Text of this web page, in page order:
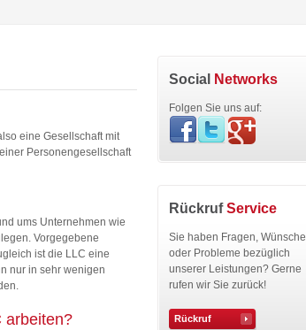
eine Gesellschaft mit
Personengesellschaft
ums Unternehmen wie
Vorgegebene
ist die LLC eine
nur in sehr wenigen
arbeiten?
Social Networks
Folgen Sie uns auf:
RückrufService
Sie haben Fragen, Wünsche
oder Probleme bezüglich
unserer Leistungen? Gerne
rufen wir Sie zurück!
Rückruf